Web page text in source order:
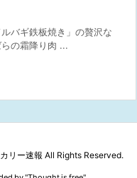
バギ鉄板焼き」の贅沢な
の霜降り肉 ...
リー速報 All Rights Reserved.